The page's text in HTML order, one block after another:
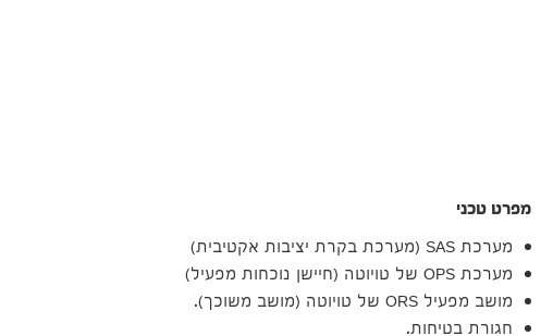
מפרט טכני
מערכת SAS (מערכת בקרת יציבות אקטיבית)
מערכת OPS של טויוטה (חיישן נוכחות מפעיל)
מושב מפעיל ORS של טויוטה (מושב משוכך).
חגורת בטיחות.